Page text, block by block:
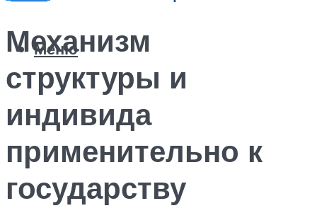
Меню
Механизм
структуры и
индивида
применительно к
государству